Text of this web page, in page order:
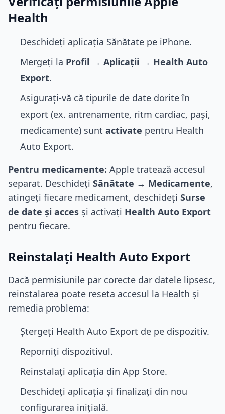
Health
Deschideți aplicația Sănătate pe iPhone.
Mergeți la Profil → Aplicații → Health Auto
Export.
Asigurați-vă că tipurile de date dorite în
export (ex. antrenamente, ritm cardiac, pași,
medicamente) sunt activate pentru Health
Auto Export.
Pentru medicamente: Apple tratează accesul
separat. Deschideți Sănătate → Medicamente,
atingeți fiecare medicament, deschideți Surse
de date și acces și activați Health Auto Export
pentru fiecare.
Reinstalați Health Auto Export
Dacă permisiunile par corecte dar datele lipsesc,
reinstalarea poate reseta accesul la Health și
remedia problema:
Ștergeți Health Auto Export de pe dispozitiv.
Reporniți dispozitivul.
Reinstalați aplicația din App Store.
Deschideți aplicația și finalizați din nou
configurarea inițială.